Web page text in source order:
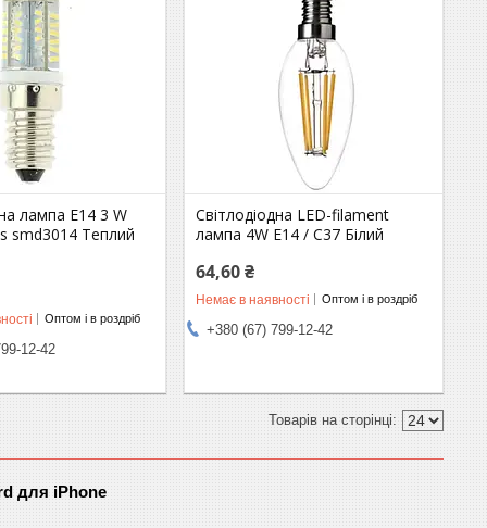
лампа E14 3 W
smd3014 Теплий
Оптом і в роздріб
12-42
Світлодіодна LED-filament
лампа 4W E14 / C37 Білий
64,60 ₴
Немає в наявності Оптом і в роздріб
+380 (67) 799-12-42
для iPhone